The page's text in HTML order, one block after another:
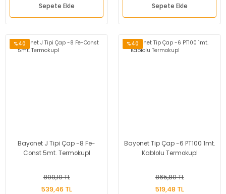
Sepete Ekle Sepete Ekle
%40
Bayonet J Tipi Çap -8 Fe-
Const 5mt. Termokupl
899,10 TL
539,46 TL
%40
Bayonet Tip Çap -6 PT100 1mt.
Kablolu Termokupl
865,80 TL
519,48 TL